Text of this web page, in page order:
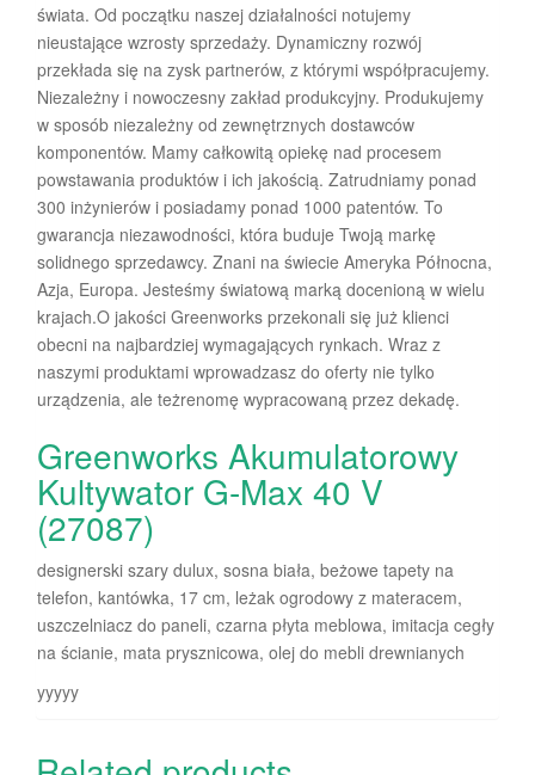
świata. Od początku naszej działalności notujemy
nieustające wzrosty sprzedaży. Dynamiczny rozwój
przekłada się na zysk partnerów, z którymi współpracujemy.
Niezależny i nowoczesny zakład produkcyjny. Produkujemy
w sposób niezależny od zewnętrznych dostawców
komponentów. Mamy całkowitą opiekę nad procesem
powstawania produktów i ich jakością. Zatrudniamy ponad
300 inżynierów i posiadamy ponad 1000 patentów. To
gwarancja niezawodności, która buduje Twoją markę
solidnego sprzedawcy. Znani na świecie Ameryka Północna,
Azja, Europa. Jesteśmy światową marką docenioną w wielu
krajach.O jakości Greenworks przekonali się już klienci
obecni na najbardziej wymagających rynkach. Wraz z
naszymi produktami wprowadzasz do oferty nie tylko
urządzenia, ale teżrenomę wypracowaną przez dekadę.
Greenworks Akumulatorowy
Kultywator G-Max 40 V
(27087)
designerski szary dulux, sosna biała, beżowe tapety na
telefon, kantówka, 17 cm, leżak ogrodowy z materacem,
uszczelniacz do paneli, czarna płyta meblowa, imitacja cegły
na ścianie, mata prysznicowa, olej do mebli drewnianych
yyyyy